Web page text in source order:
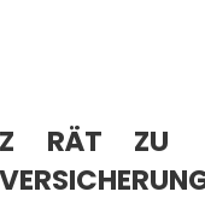
RÄT ZU